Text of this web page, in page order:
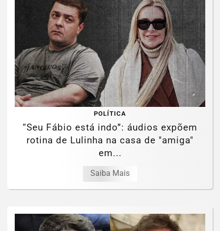
POLÍTICA
“Seu Fábio está indo”: áudios expõem
rotina de Lulinha na casa de "amiga"
em...
Saiba Mais